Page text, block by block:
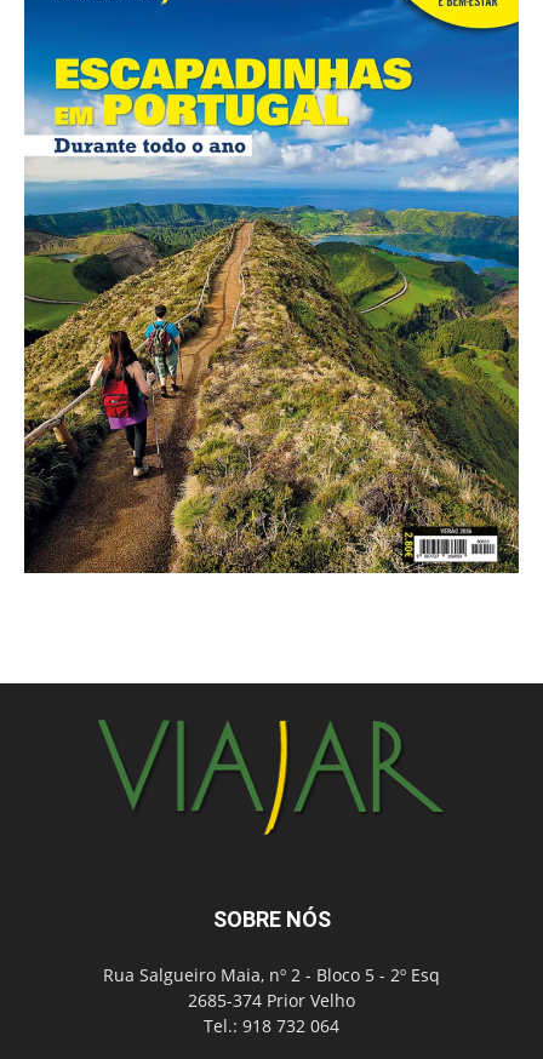
SOBRE NÓS
Rua Salgueiro Maia, nº 2 - Bloco 5 - 2º Esq
2685-374 Prior Velho
Tel.: 918 732 064